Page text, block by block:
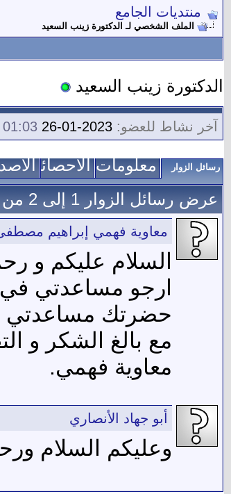
منتديات الجامع
الملف الشخصي لـ الدكتورة زينب السعيد
الدكتورة زينب السعيد
آخر نشاط للعضو: 01:03 AM
رسائل الزوار معلومات عنيالاحصائيات
عرض رسائل الزوار 1 إلى
2
معاوية فهمي إبراهيم
السلام عليكم و
ارجو مساعدتي
حضرتك مساعدتي
مع بالغ الشكر و
معاوية فهمي.
أبو جهاد الأنصاري
وعليكم السلام